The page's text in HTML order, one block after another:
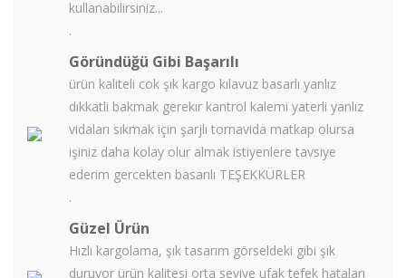
kullanabilirsiniz...
.
Göründüğü Gibi Başarılı
ürün kaliteli cok şık kargo kılavuz basarlı yanlız
dıkkatli bakmak gerekır kantrol kalemi yaterli yanlız
vidaları sıkmak için şarjlı tornavida matkap olursa
işiniz daha kolay olur almak istiyenlere tavsiye
ederim gercekten basarılı TEŞEKKÜRLER
.
Güzel Ürün
Hızlı kargolama, şık tasarım görseldeki gibi şık
duruyor ürün kalitesi orta seviye ufak tefek hataları